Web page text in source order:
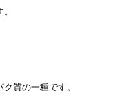
質の一種です。